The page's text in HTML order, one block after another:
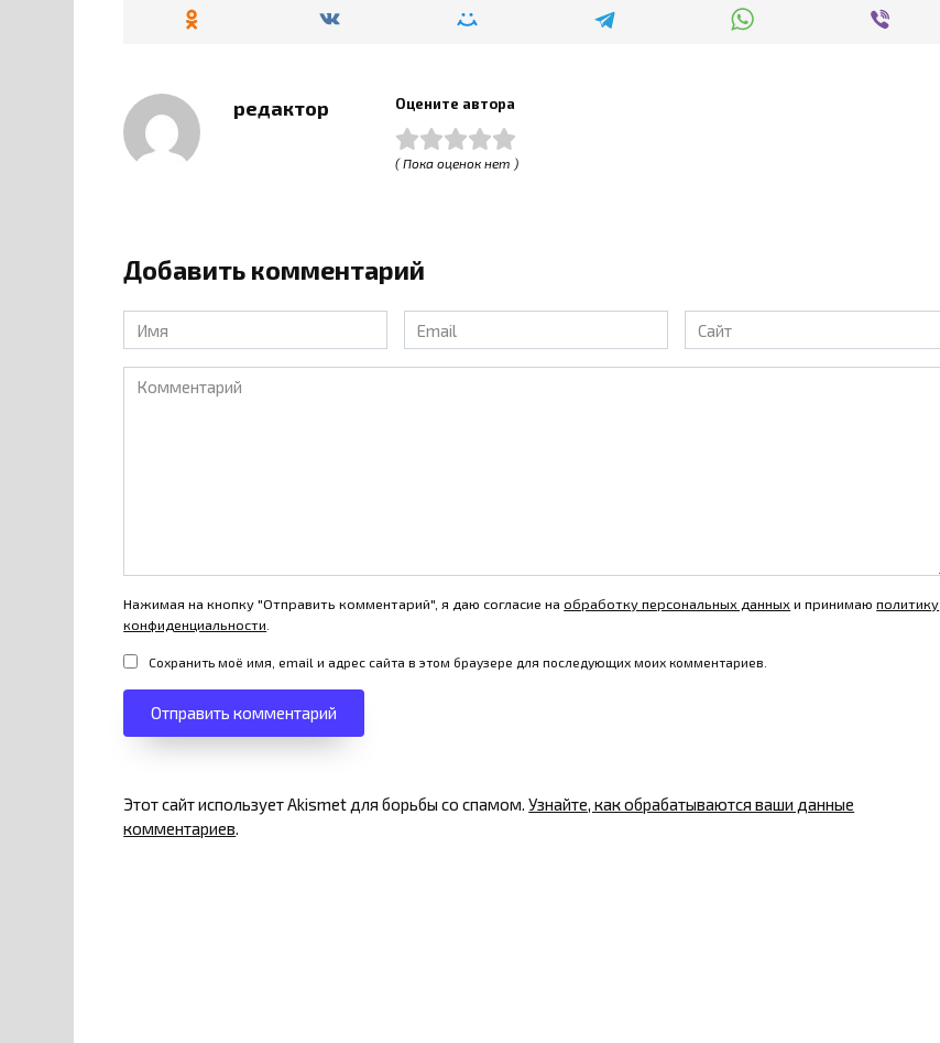
редактор Оцените автора
( Пока оценок нет )
Добавить комментарий
Имя
*
Email
*
Сайт
Комментарий
Нажимая на кнопку "Отправить комментарий", я даю согласие наобработку персональных данных и принимаюполитику
конфиденциальности
Сохранить моё имя, email и адрес сайта в этом браузере для последующих моих комментариев.
Этот сайт использует Akismet для борьбы со спамом.Узнайте, как обрабатываются ваши данные
комментариев.